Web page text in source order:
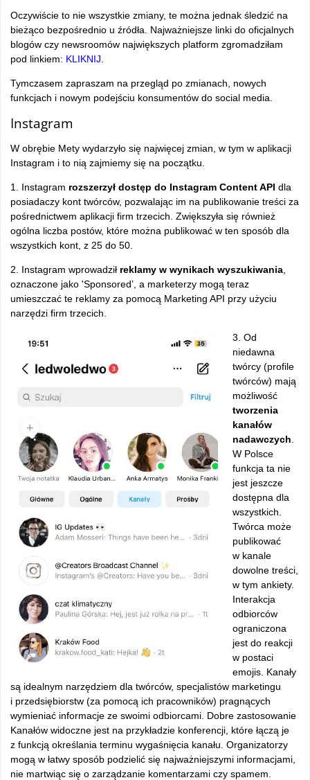
Oczywiście to nie wszystkie zmiany, te można jednak śledzić na
bieżąco bezpośrednio u źródła. Najważniejsze linki do oficjalnych
blogów czy newsroomów największych platform zgromadziłam
pod linkiem: KLIKNIJ
Tymczasem zapraszam na przegląd po zmianach, nowych
funkcjach i nowym podejściu konsumentów do social media.
Instagram
W obrębie Mety wydarzyło się najwięcej zmian, w tym w aplikacji
Instagram i to nią zajmiemy się na początku.
1. Instagram rozszerzył dostęp do Instagram Content API dla
posiadaczy kont twórców, pozwalając im na publikowanie treści za
pośrednictwem aplikacji firm trzecich. Zwiększyła się również
ogólna liczba postów, które można publikować w ten sposób dla
wszystkich kont, z 25 do 50.
2. Instagram wprowadził reklamy w wynikach wyszukiwania
oznaczone jako 'Sponsored’, a marketerzy mogą teraz
umieszczać te reklamy za pomocą Marketing API przy użyciu
narzędzi firm trzecich.
3. Od
niedawna
twórcy (profile
twórców) mają
możliwość
tworzenia
kanałów
nadawczych
W Polsce
funkcja ta nie
jest jeszcze
dostępna dla
wszystkich.
Twórca może
publikować
w kanale
dowolne treści,
w tym ankiety.
Interakcja
odbiorców
ograniczona
jest do reakcji
w postaci
emojis. Kanały
są idealnym narzędziem dla twórców, specjalistów marketingu
i przedsiębiorstw (za pomocą ich pracowników) pragnących
wymieniać informacje ze swoimi odbiorcami. Dobre zastosowanie
Kanałów widoczne jest na przykładzie konferencji, które łączą je
z funkcją określania terminu wygaśnięcia kanału. Organizatorzy
mogą w łatwy sposób podzielić się najważniejszymi informacjami,
nie martwiąc się o zarządzanie komentarzami czy spamem.